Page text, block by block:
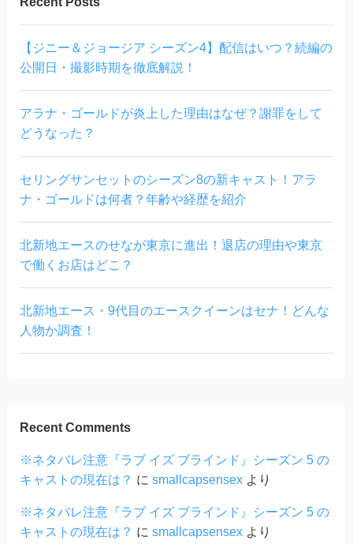
【ジニー＆ジョージア シーズン4】配信はいつ？続編の
公開日・撮影時期を徹底解説！
アラナ・ゴールドが炎上した理由はなぜ？謝罪をして
どうなった？
セリングサンセットのシーズン8の新キャスト！アラ
ナ・ゴールドは何者？年齢や経歴を紹介
北新地エースのせなが東京に進出！退店の理由や東京
で働くお店はどこ？
北新地エース・9代目のエースクイーンはセナ！どんな
人物か調査！
Recent Comments
※ネタバレ注意『ラブ イズ ブラインド』シーズン 5 の
キャストの現在は？ に smallcapsensexより
※ネタバレ注意『ラブ イズ ブラインド』シーズン 5 の
キャストの現在は？ に smallcapsensexより